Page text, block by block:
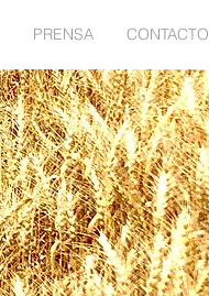
PRENSA CONTACTO